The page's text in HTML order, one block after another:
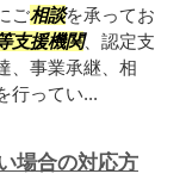
ご相談を承ってお
支援機関、認定支
、事業承継、相
行ってい...
場合の対応方